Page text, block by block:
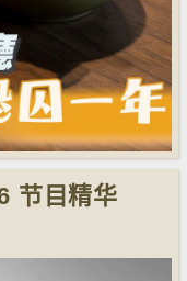
节目精华